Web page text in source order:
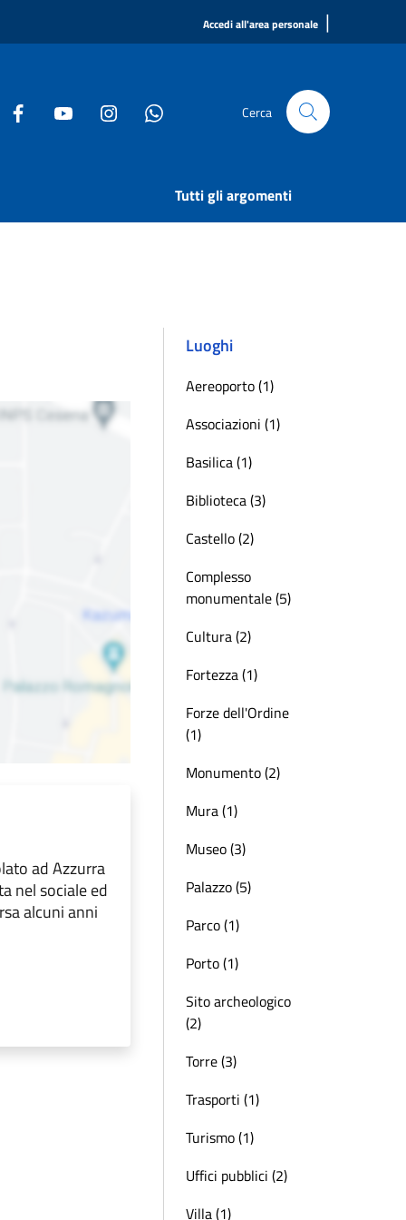
Accedi all'area personale |
Cerca
Tutti gli argomenti
ad Azzurra
nel sociale ed
alcuni anni
Luoghi
Aereoporto (1)
Associazioni (1)
Basilica (1)
Biblioteca (3)
Castello (2)
Complesso
monumentale (5)
Cultura (2)
Fortezza (1)
Forze dell'Ordine
(1)
Monumento (2)
Mura (1)
Museo (3)
Palazzo (5)
Parco (1)
Porto (1)
Sito archeologico
(2)
Torre (3)
Trasporti (1)
Turismo (1)
Uffici pubblici (2)
Villa (1)